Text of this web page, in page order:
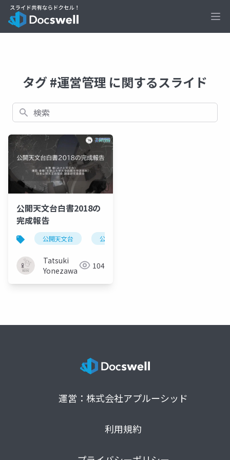
タグ #運営管理 に関するスライド
検索
公開天文台白書2018の
完成報告
公開天文台 公開天文台白書
Tatsuki
Yonezawa
104
運営：株式会社アプルーシッド
利用規約